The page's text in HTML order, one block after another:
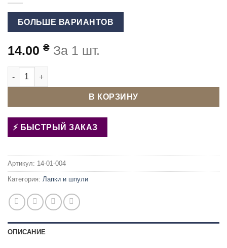
БОЛЬШЕ ВАРИАНТОВ
14.00 ₴ За 1 шт.
Количество товара Шпуля 55623А Алюминиевая
В КОРЗИНУ
БЫСТРЫЙ ЗАКАЗ
Артикул: 14-01-004
Категория: Лапки и шпули
ОПИСАНИЕ